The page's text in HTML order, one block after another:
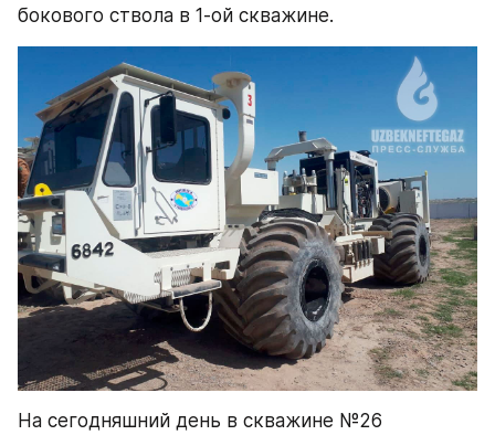
бокового ствола в 1-ой скважине.
На сегодняшний день в скважине №26